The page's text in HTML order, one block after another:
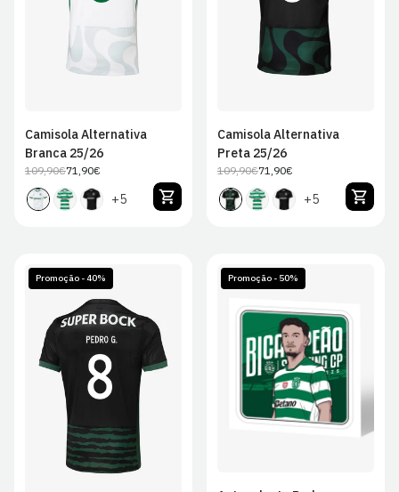
Camisola Alternativa
Branca 25/26
Preço
regular
109,90€Preço
de
venda
71,90€
+5
Camisola Alternativa
Preta 25/26
Preço
regular
109,90€Preço
de
venda
71,90€
+5
Promoção - 40%
S M XL
2XL
Promoção - 50%